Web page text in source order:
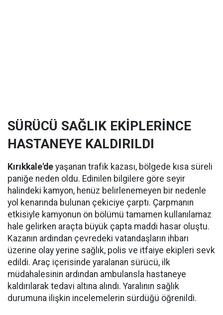
SÜRÜCÜ SAĞLIK EKİPLERİNCE
HASTANEYE KALDIRILDI
Kırıkkale'de yaşanan trafik kazası, bölgede kısa süreli
paniğe neden oldu. Edinilen bilgilere göre seyir
halindeki kamyon, henüz belirlenemeyen bir nedenle
yol kenarında bulunan çekiciye çarptı. Çarpmanın
etkisiyle kamyonun ön bölümü tamamen kullanılamaz
hale gelirken araçta büyük çapta maddi hasar oluştu.
Kazanın ardından çevredeki vatandaşların ihbarı
üzerine olay yerine sağlık, polis ve itfaiye ekipleri sevk
edildi. Araç içerisinde yaralanan sürücü, ilk
müdahalesinin ardından ambulansla hastaneye
kaldırılarak tedavi altına alındı. Yaralının sağlık
durumuna ilişkin incelemelerin sürdüğü öğrenildi.